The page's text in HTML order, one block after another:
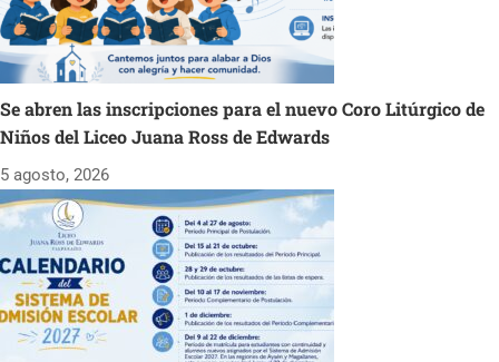
Se abren las inscripciones para el nuevo Coro Litúrgico de
Niños del Liceo Juana Ross de Edwards
5 agosto, 2026